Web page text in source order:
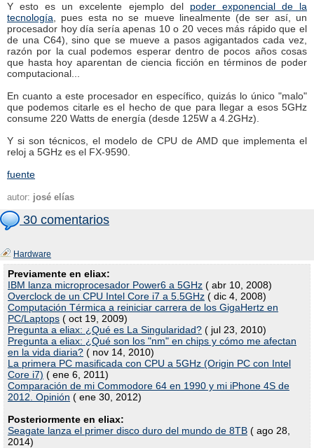
Y esto es un excelente ejemplo del poder exponencial de la
tecnología , pues esta no se mueve linealmente (de ser así, un
procesador hoy día sería apenas 10 o 20 veces más rápido que el
de una C64), sino que se mueve a pasos agigantados cada vez,
razón por la cual podemos esperar dentro de pocos años cosas
que hasta hoy aparentan de ciencia ficción en términos de poder
computacional...
En cuanto a este procesador en específico, quizás lo único "malo"
que podemos citarle es el hecho de que para llegar a esos 5GHz
consume 220 Watts de energía (desde 125W a 4.2GHz).
Y si son técnicos, el modelo de CPU de AMD que implementa el
reloj a 5GHz es el FX-9590.
fuente
autor: josé elías
30 comentarios
Hardware
Previamente en eliax:
IBM lanza microprocesador Power6 a 5GHz ( abr 10, 2008)
Overclock de un CPU Intel Core i7 a 5.5GHz ( dic 4, 2008)
Computación Térmica a reiniciar carrera de los GigaHertz en
PC/Laptops ( oct 19, 2009)
Pregunta a eliax: ¿Qué es La Singularidad? ( jul 23, 2010)
Pregunta a eliax: ¿Qué son los "nm" en chips y cómo me afectan
en la vida diaria? ( nov 14, 2010)
La primera PC masificada con CPU a 5GHz (Origin PC con Intel
Core i7) ( ene 6, 2011)
Comparación de mi Commodore 64 en 1990 y mi iPhone 4S de
2012. Opinión ( ene 30, 2012)
Posteriormente en eliax:
Seagate lanza el primer disco duro del mundo de 8TB ( ago 28,
2014)